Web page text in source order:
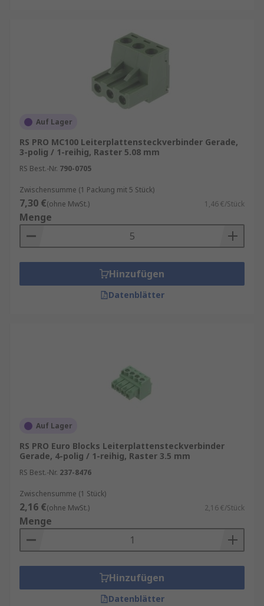
Auf Lager
RS PRO MC100 Leiterplattensteckverbinder Gerade,
3-polig / 1-reihig, Raster 5.08 mm
RS Best.-Nr. 790-0705
Zwischensumme (1 Packung mit 5 Stück)
7,30 €(ohne MwSt.) 1,46 €/Stück
Menge
Hinzufügen
Datenblätter
Auf Lager
RS PRO Euro Blocks Leiterplattensteckverbinder
Gerade, 4-polig / 1-reihig, Raster 3.5 mm
RS Best.-Nr. 237-8476
Zwischensumme (1 Stück)
2,16 €(ohne MwSt.) 2,16 €/Stück
Menge
Hinzufügen
Datenblätter